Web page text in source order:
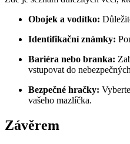
Obojek a vodítko:
Identifikační známky:
Bariéra nebo branka:
⁤vstupovat‍ do
Bezpečné hračky:
vašeho mazlíčka.
Závěrem